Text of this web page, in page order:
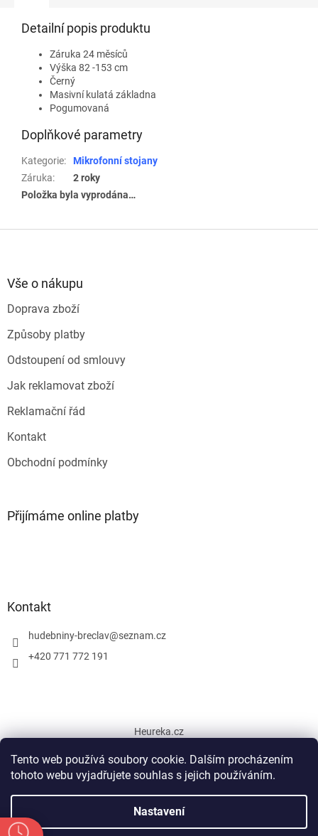
Tento web používá soubory cookie. Dalším procházením
tohoto webu vyjadřujete souhlas s jejich používáním.
Nastavení
Detailní popis produktu
Záruka 24 měsíců
Výška 82 -153 cm
Černý
Masivní kulatá základna
Pogumovaná
Doplňkové parametry
Kategorie:
Mikrofonní stojany
Záruka:
2 roky
Položka byla vyprodána…
Vše o nákupu
Doprava zboží
Způsoby platby
Odstoupení od smlouvy
Jak reklamovat zboží
Reklamační řád
Kontakt
Obchodní podmínky
Přijímáme online platby
Kontakt
hudebniny-breclav@seznam.cz
+420 771 772 191
Heureka.cz